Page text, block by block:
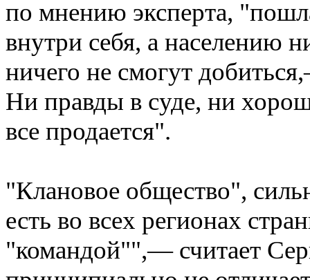
по мнению эксперта,
внутри себя, а населению
ничего не смогут
Ни правды в суде, ни
все продается".
"Клановое общество",
есть во всех регионах
"командой"",— считает